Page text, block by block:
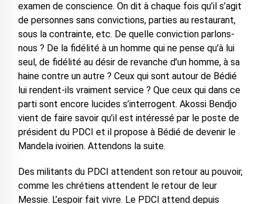
examen de conscience. On dit à chaque fois qu’il s’agit
de personnes sans convictions, parties au restaurant,
sous la contrainte, etc. De quelle conviction parlons-
nous ? De la fidélité à un homme qui ne pense qu’à lui
seul, de fidélité au désir de revanche d’un homme, à sa
haine contre un autre ? Ceux qui sont autour de Bédié
lui rendent-ils vraiment service ? Que ceux qui dans ce
parti sont encore lucides s’interrogent. Akossi Bendjo
vient de faire savoir qu’il est intéressé par le poste de
président du PDCI et il propose à Bédié de devenir le
Mandela ivoirien. Attendons la suite.
Des militants du PDCI attendent son retour au pouvoir,
comme les chrétiens attendent le retour de leur
Messie. L’espoir fait vivre. Le PDCI attend depuis